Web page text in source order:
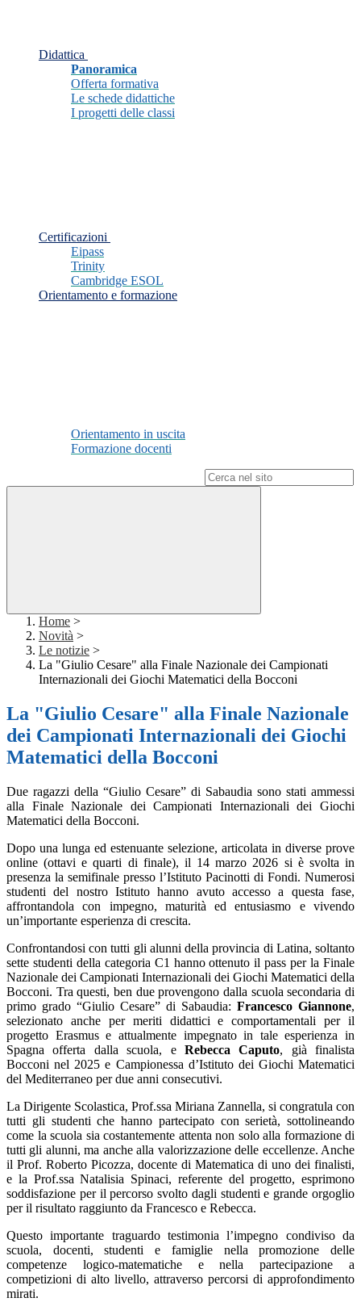
Didattica
Panoramica
Offerta formativa
Le schede didattiche
I progetti delle classi
Certificazioni
Eipass
Trinity
Cambridge ESOL
Orientamento e formazione
Orientamento in uscita
Formazione docenti
Home >
Novità >
Le notizie >
La "Giulio Cesare" alla Finale Nazionale dei Campionati
Internazionali dei Giochi Matematici della Bocconi
La "Giulio Cesare" alla Finale Nazionale
dei Campionati Internazionali dei Giochi
Matematici della Bocconi
Due ragazzi della “Giulio Cesare” di Sabaudia sono stati ammessi
alla Finale Nazionale dei Campionati Internazionali dei Giochi
Matematici della Bocconi.
Dopo una lunga ed estenuante selezione, articolata in diverse prove
online (ottavi e quarti di finale), il 14 marzo 2026 si è svolta in
presenza la semifinale presso l’Istituto Pacinotti di Fondi. Numerosi
studenti del nostro Istituto hanno avuto accesso a questa fase,
affrontandola con impegno, maturità ed entusiasmo e vivendo
un’importante esperienza di crescita.
Confrontandosi con tutti gli alunni della provincia di Latina, soltanto
sette studenti della categoria C1 hanno ottenuto il pass per la Finale
Nazionale dei Campionati Internazionali dei Giochi Matematici della
Bocconi. Tra questi, ben due provengono dalla scuola secondaria di
primo grado “Giulio Cesare” di Sabaudia: Francesco Giannone,
selezionato anche per meriti didattici e comportamentali per il
progetto Erasmus e attualmente impegnato in tale esperienza in
Spagna offerta dalla scuola, e Rebecca Caputo, già finalista
Bocconi nel 2025 e Campionessa d’Istituto dei Giochi Matematici
del Mediterraneo per due anni consecutivi.
La Dirigente Scolastica, Prof.ssa Miriana Zannella, si congratula con
tutti gli studenti che hanno partecipato con serietà, sottolineando
come la scuola sia costantemente attenta non solo alla formazione di
tutti gli alunni, ma anche alla valorizzazione delle eccellenze. Anche
il Prof. Roberto Picozza, docente di Matematica di uno dei finalisti,
e la Prof.ssa Natalisia Spinaci, referente del progetto, esprimono
soddisfazione per il percorso svolto dagli studenti e grande orgoglio
per il risultato raggiunto da Francesco e Rebecca.
Questo importante traguardo testimonia l’impegno condiviso da
scuola, docenti, studenti e famiglie nella promozione delle
competenze logico-matematiche e nella partecipazione a
competizioni di alto livello, attraverso percorsi di approfondimento
mirati.